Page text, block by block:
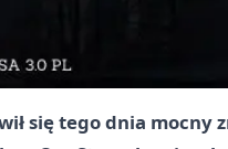
się tego dnia mocny